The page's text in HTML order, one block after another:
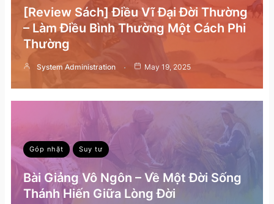
[Review Sách] Điều Vĩ Đại Đời Thường
– Làm Điều Bình Thường Một Cách Phi
Thường
System Administration May 19, 2025
Góp nhặt Suy tư
Bài Giảng Vô Ngôn – Về Một Đời Sống
Thánh Hiến Giữa Lòng Đời